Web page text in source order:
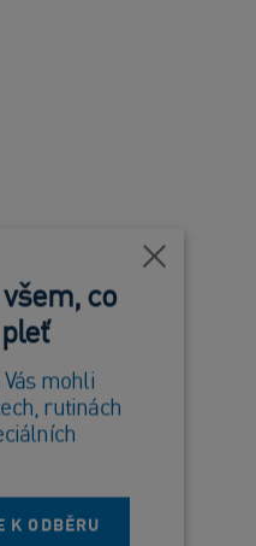
Blízko
co
mohli
rutinách
K ODBĚRU